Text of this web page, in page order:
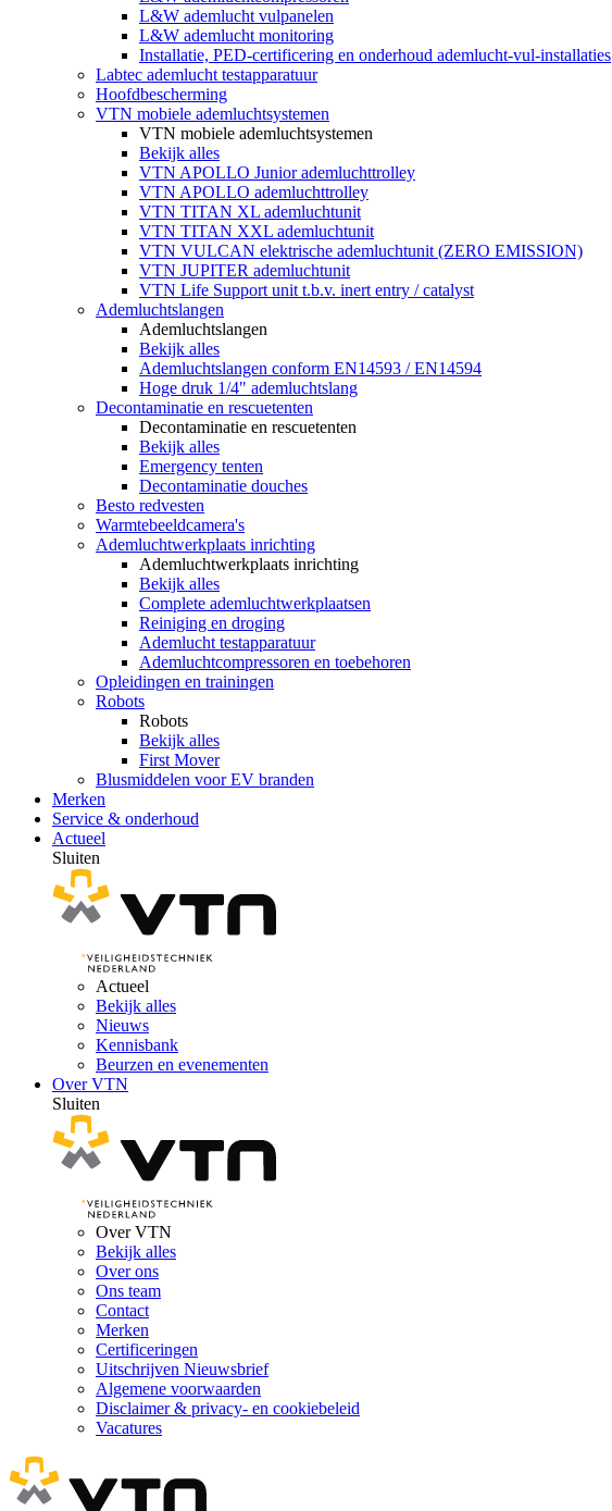
L&W ademlucht vulpanelen
L&W ademlucht monitoring
Installatie, PED-certificering en onderhoud ademlucht-vul-installaties
Labtec ademlucht testapparatuur
Hoofdbescherming
VTN mobiele ademluchtsystemen
VTN mobiele ademluchtsystemen
Bekijk alles
VTN APOLLO Junior ademluchttrolley
VTN APOLLO ademluchttrolley
VTN TITAN XL ademluchtunit
VTN TITAN XXL ademluchtunit
VTN VULCAN elektrische ademluchtunit (ZERO EMISSION)
VTN JUPITER ademluchtunit
VTN Life Support unit t.b.v. inert entry / catalyst
Ademluchtslangen
Ademluchtslangen
Bekijk alles
Ademluchtslangen conform EN14593 / EN14594
Hoge druk 1/4" ademluchtslang
Decontaminatie en rescuetenten
Decontaminatie en rescuetenten
Bekijk alles
Emergency tenten
Decontaminatie douches
Besto redvesten
Warmtebeeldcamera's
Ademluchtwerkplaats inrichting
Ademluchtwerkplaats inrichting
Bekijk alles
Complete ademluchtwerkplaatsen
Reiniging en droging
Ademlucht testapparatuur
Ademluchtcompressoren en toebehoren
Opleidingen en trainingen
Robots
Robots
Bekijk alles
First Mover
Blusmiddelen voor EV branden
Merken
Service & onderhoud
Actueel
Sluiten
Actueel
Bekijk alles
Nieuws
Kennisbank
Beurzen en evenementen
Over VTN
Sluiten
Over VTN
Bekijk alles
Over ons
Ons team
Contact
Merken
Certificeringen
Uitschrijven Nieuwsbrief
Algemene voorwaarden
Disclaimer & privacy- en cookiebeleid
Vacatures